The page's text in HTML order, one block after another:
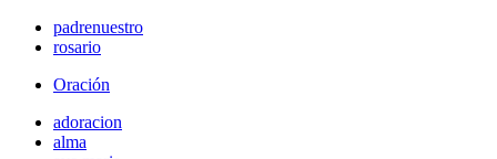
padrenuestro
rosario
Oración
adoracion
alma